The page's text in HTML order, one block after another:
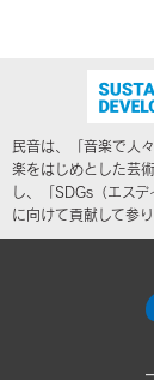
民音は、「音楽で人
楽をはじめとした芸
し、「SDGs（エス
に向けて貢献して参り